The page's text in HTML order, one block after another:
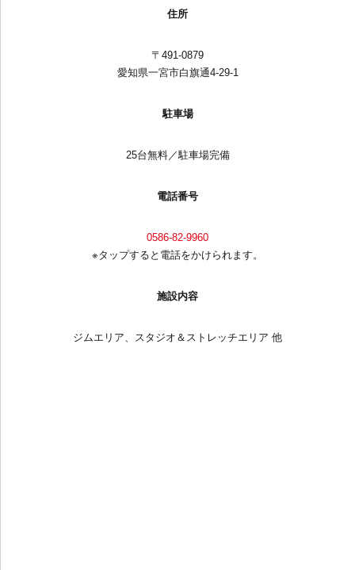
住所
〒491-0879
愛知県一宮市白旗通4-29-1
駐車場
25台無料／駐車場完備
電話番号
0586-82-9960
※タップすると電話をかけられます。
施設内容
ジムエリア、スタジオ＆ストレッチエリア 他